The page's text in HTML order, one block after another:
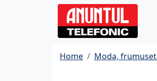
Home Moda,